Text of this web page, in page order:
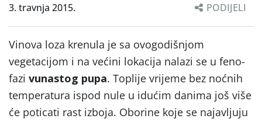
3. travnja 2015. PODIJELI
Vinova loza krenula je sa ovogodišnjom
vegetacijom i na većini lokacija nalazi se u feno-
fazi vunastog pupa. Toplije vrijeme bez noćnih
temperatura ispod nule u idućim danima još više
će poticati rast izboja. Oborine koje se najavljuju